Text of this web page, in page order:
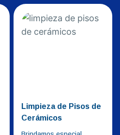
Limpieza de Pisos de
Cerámicos